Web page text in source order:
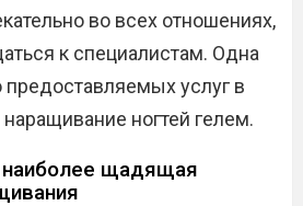
во всех отношениях,
к специалистам. Одна
предоставляемых услуг в
ногтей гелем.
наиболее щадящая